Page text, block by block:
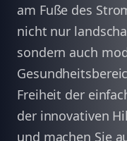
am Fuße des
nicht nur
sondern auch
Freiheit der
der innovativen
und machen Sie